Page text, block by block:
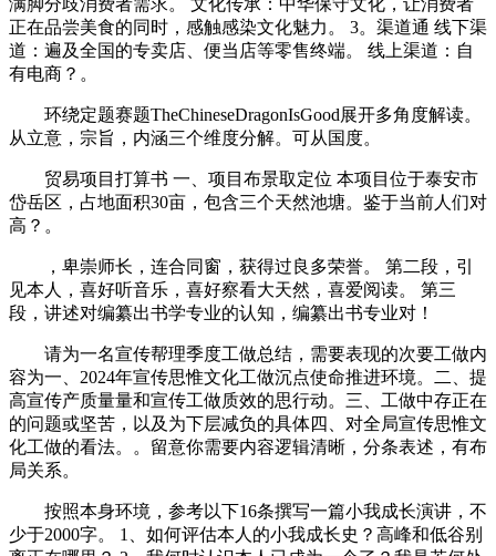
正在品尝美食的同时，感触感染文化魅力。 3。渠道通 线下渠
道：遍及全国的专卖店、便当店等零售终端。 线上渠道：自
有电商？。
环绕定题赛题TheChineseDragonIsGood展开多角度解读。
从立意，宗旨，内涵三个维度分解。可从国度。
贸易项目打算书 一、项目布景取定位 本项目位于泰安市
岱岳区，占地面积30亩，包含三个天然池塘。鉴于当前人们对
高？。
，卑崇师长，连合同窗，获得过良多荣誉。 第二段，引
见本人，喜好听音乐，喜好察看大天然，喜爱阅读。 第三
段，讲述对编纂出书学专业的认知，编纂出书专业对！
请为一名宣传帮理季度工做总结，需要表现的次要工做内
容为一、2024年宣传思惟文化工做沉点使命推进环境。二、提
高宣传产质量量和宣传工做质效的思行动。三、工做中存正在
的问题或坚苦，以及为下层减负的具体四、对全局宣传思惟文
化工做的看法。。留意你需要内容逻辑清晰，分条表述，有布
局关系。
按照本身环境，参考以下16条撰写一篇小我成长演讲，不
少于2000字。 1、如何评估本人的小我成长史？高峰和低谷别